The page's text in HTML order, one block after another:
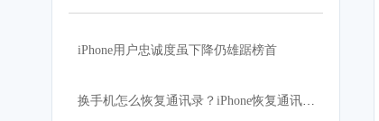
iPhone用户忠诚度虽下降仍雄踞榜首
换手机怎么恢复通讯录？iPhone恢复通讯录方法